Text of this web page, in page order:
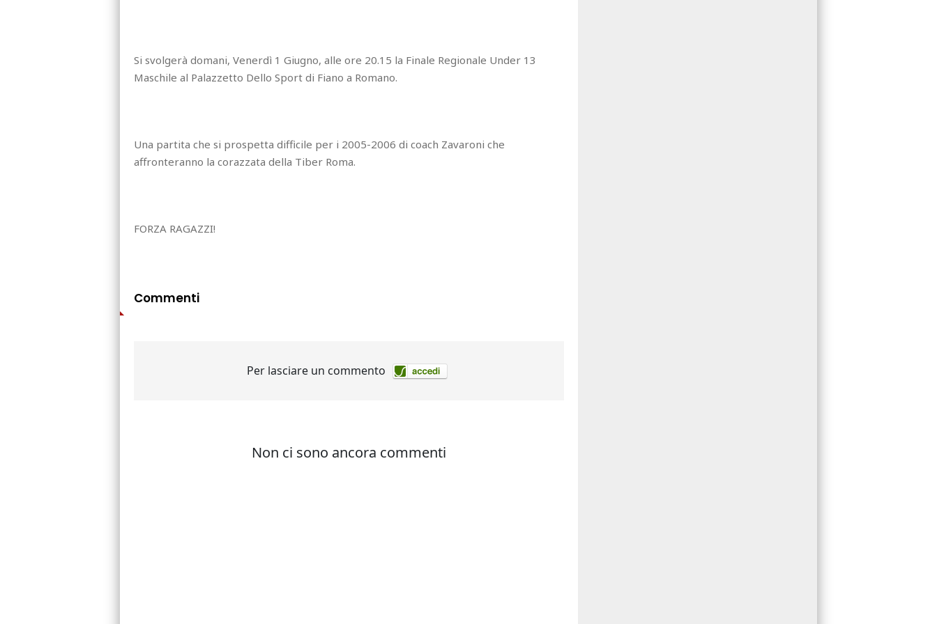
Si svolgerà domani, Venerdì 1 Giugno, alle ore 20.15 la Finale Regionale Under 13
Maschile al Palazzetto Dello Sport di Fiano a Romano.
Una partita che si prospetta difficile per i 2005-2006 di coach Zavaroni che
affronteranno la corazzata della Tiber Roma.
FORZA RAGAZZI!
Commenti